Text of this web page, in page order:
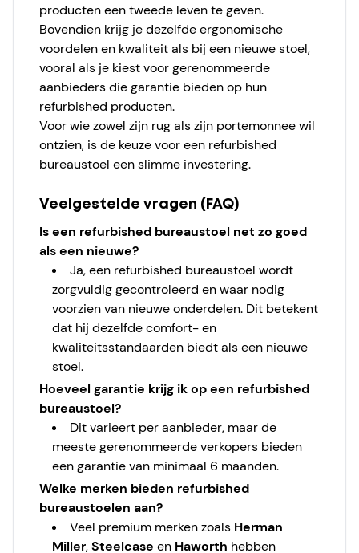
producten een tweede leven te geven.
Bovendien krijg je dezelfde ergonomische
voordelen en kwaliteit als bij een nieuwe stoel,
vooral als je kiest voor gerenommeerde
aanbieders die garantie bieden op hun
refurbished producten.
Voor wie zowel zijn rug als zijn portemonnee wil
ontzien, is de keuze voor een refurbished
bureaustoel een slimme investering.
Veelgestelde vragen (FAQ)
Is een refurbished bureaustoel net zo goed
als een nieuwe?
Ja, een refurbished bureaustoel wordt
zorgvuldig gecontroleerd en waar nodig
voorzien van nieuwe onderdelen. Dit betekent
dat hij dezelfde comfort- en
kwaliteitsstandaarden biedt als een nieuwe
stoel.
Hoeveel garantie krijg ik op een refurbished
bureaustoel?
Dit varieert per aanbieder, maar de
meeste gerenommeerde verkopers bieden
een garantie van minimaal 6 maanden.
Welke merken bieden refurbished
bureaustoelen aan?
Veel premium merken zoals Herman
Miller,Steelcase en Haworth hebben